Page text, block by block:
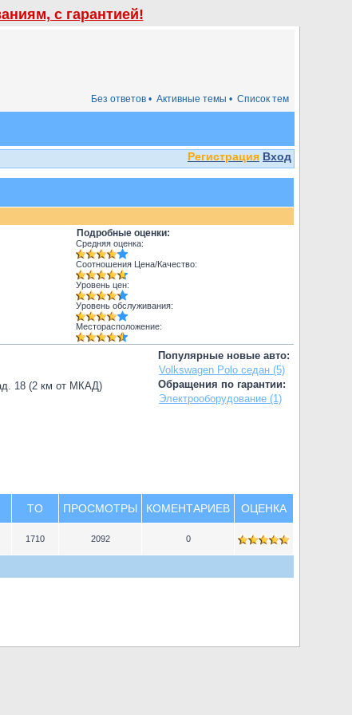
с гарантией!
Список тем
Активные темы •
Без ответов •
Регистрация Вход
Подробные оценки:
Средняя оценка:
Соотношения Цена/Качество:
Уровень цен:
Уровень обслуживания:
Месторасположение:
Популярные новые авто:
Volkswagen Polo седан (5)
Обращения по гарантии:
Электрооборудование (1)
18 (2 км от МКАД)
TO ПРОСМОТРЫ КОМЕНТАРИЕВ ОЦЕНКА
1710 2092 0